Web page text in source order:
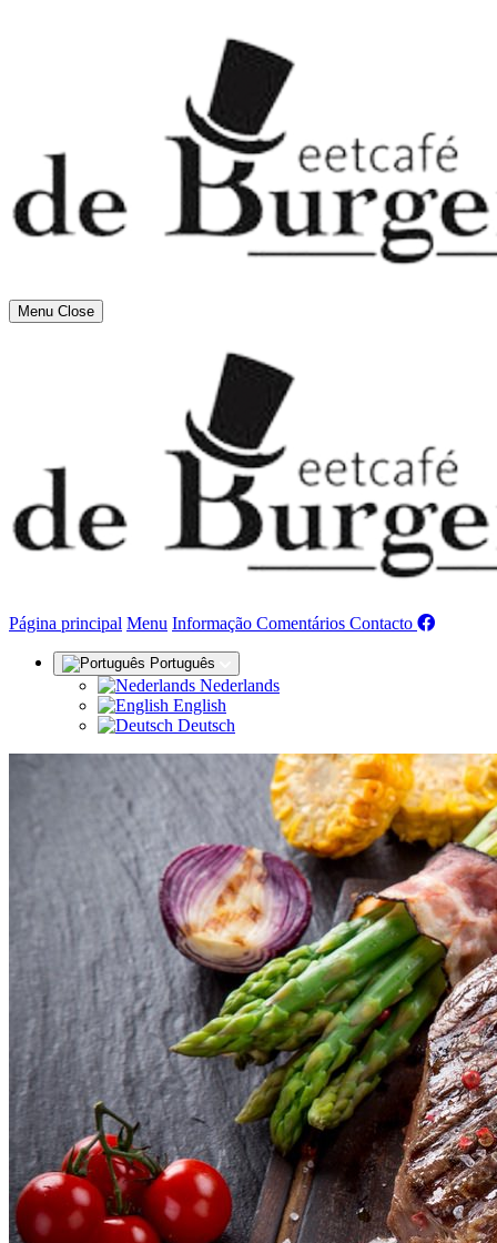
Menu Close
Página principal Menu Informação Comentários Contacto (actual)
Português
Nederlands
English
Deutsch